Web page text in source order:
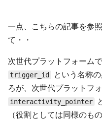
一点、こちらの記事を参
て・・
次世代プラットフォーム
trigger_id
という名称
ろが、次世代プラットフ
interactivity_pointer
（役割としては同様のも